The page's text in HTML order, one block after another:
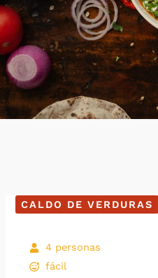
CALDO DE VERDURAS
4 personas
fácil